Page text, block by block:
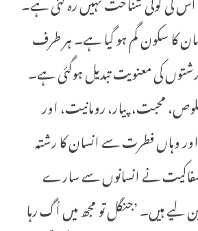
کا سکون گم ہو گیا ہے۔ ہر طرف
کی معنویت تبدیل ہوگئی ہے۔
محبت، پیار، رومانیت، اور
وہاں فطرت سے انسان کا رشتہ
سفاکیت نے انسانوں سے سارے
لیے ہیں۔ ’جنگل تو مجھ میں اُگ رہا